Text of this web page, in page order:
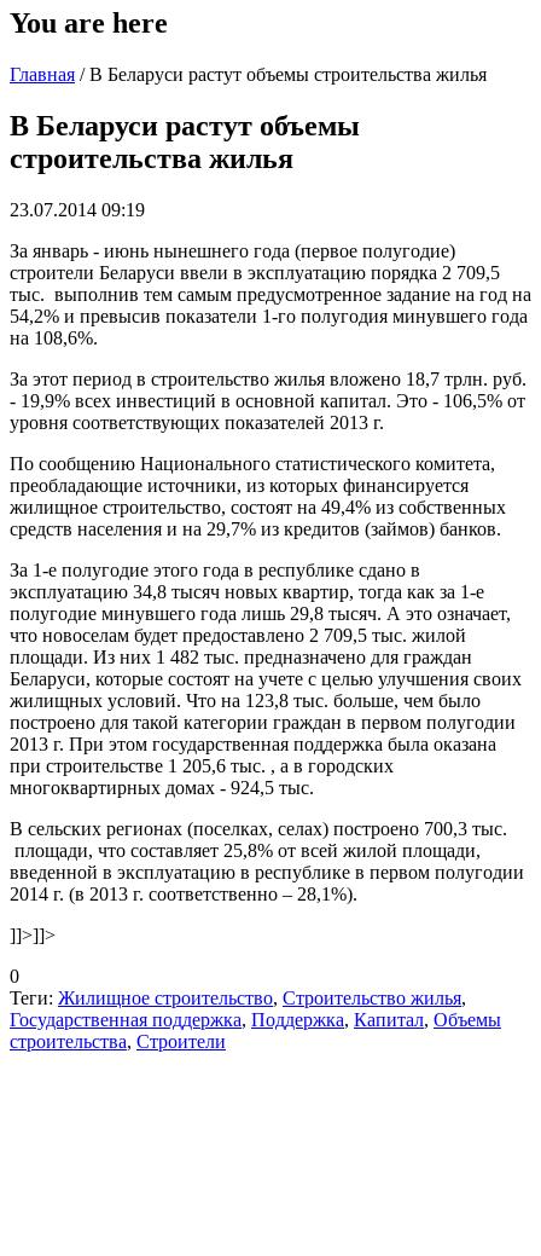
You are here
Главная / В Беларуси растут объемы строительства жилья
В Беларуси растут объемы
строительства жилья
23.07.2014 09:19
За январь - июнь нынешнего года (первое полугодие)
строители Беларуси ввели в эксплуатацию порядка 2 709,5
тыс. выполнив тем самым предусмотренное задание на год на
54,2% и превысив показатели 1-го полугодия минувшего года
на 108,6%.
За этот период в строительство жилья вложено 18,7 трлн. руб.
- 19,9% всех инвестиций в основной капитал. Это - 106,5% от
уровня соответствующих показателей 2013 г.
По сообщению Национального статистического комитета,
преобладающие источники, из которых финансируется
жилищное строительство, состоят на 49,4% из собственных
средств населения и на 29,7% из кредитов (займов) банков.
За 1-е полугодие этого года в республике сдано в
эксплуатацию 34,8 тысяч новых квартир, тогда как за 1-е
полугодие минувшего года лишь 29,8 тысяч. А это означает,
что новоселам будет предоставлено 2 709,5 тыс. жилой
площади. Из них 1 482 тыс. предназначено для граждан
Беларуси, которые состоят на учете с целью улучшения своих
жилищных условий. Что на 123,8 тыс. больше, чем было
построено для такой категории граждан в первом полугодии
2013 г. При этом государственная поддержка была оказана
при строительстве 1 205,6 тыс. , а в городских
многоквартирных домах - 924,5 тыс.
В сельских регионах (поселках, селах) построено 700,3 тыс.
площади, что составляет 25,8% от всей жилой площади,
введенной в эксплуатацию в республике в первом полугодии
2014 г. (в 2013 г. соответственно – 28,1%).
]]>]]>
0
Теги: Жилищное строительство, Строительство жилья,
Государственная поддержка, Поддержка, Капитал, Объемы
строительства, Строители